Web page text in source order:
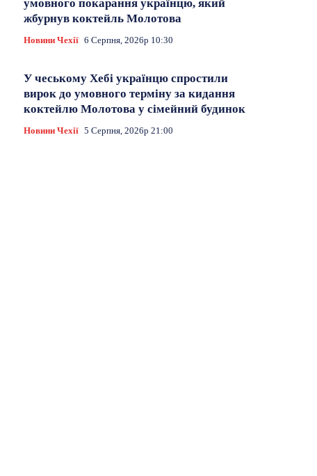
умовного покарання українцю, який
жбурнув коктейль Молотова
Новини Чехії 6 Серпня, 2026р 10:30
У чеському Хебі українцю спростили
вирок до умовного терміну за кидання
коктейлю Молотова у сімейний будинок
Новини Чехії 5 Серпня, 2026р 21:00